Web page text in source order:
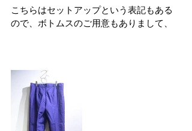
こちらはセットアップという表記もある
ので、ボトムスのご用意もありまして、